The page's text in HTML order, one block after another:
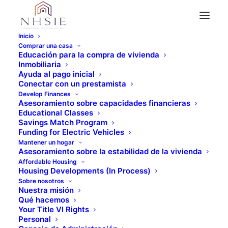
Inicio
Comprar una casa
Educación para la compra de vivienda
Inmobiliaria
Ayuda al pago inicial
Conectar con un prestamista
Develop Finances
Asesoramiento sobre capacidades financieras
Educational Classes
Savings Match Program
Funding for Electric Vehicles
Mantener un hogar
Asesoramiento sobre la estabilidad de la vivienda
Affordable Housing
Housing Developments (In Process)
Sobre nosotros
Nuestra misión
Qué hacemos
Your Title VI Rights
Personal
La búsqueda de apartamentos es
Alquilar una casa
Fuente:Mymove.com
Hay apartamentos de todas las formas,
tamaños y configuraciones. Encontrar el
apartamento perfecto consiste en gran
medida en definir tus necesidades y